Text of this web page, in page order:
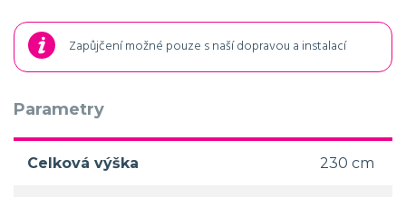
Zapůjčení možné pouze s naší dopravou a instalací
Parametry
Celková výška 230 cm